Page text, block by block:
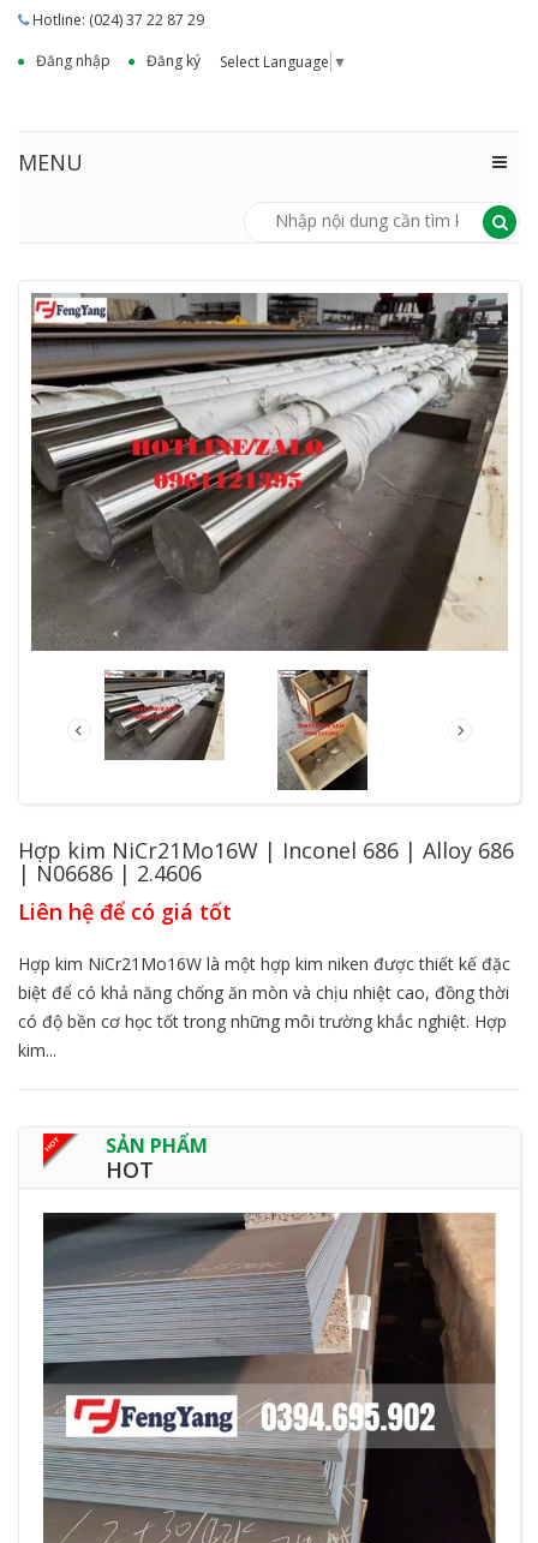
Hotline: (024) 37 22 87 29
Đăng nhập
Đăng ký Select Language ▼
MENU
Hợp kim NiCr21Mo16W | Inconel 686 | Alloy 686
| N06686 | 2.4606
Liên hệ để có giá tốt
Hợp kim NiCr21Mo16W là một hợp kim niken được thiết kế đặc
biệt để có khả năng chống ăn mòn và chịu nhiệt cao, đồng thời
có độ bền cơ học tốt trong những môi trường khắc nghiệt. Hợp
kim...
SẢN PHẨM
HOT